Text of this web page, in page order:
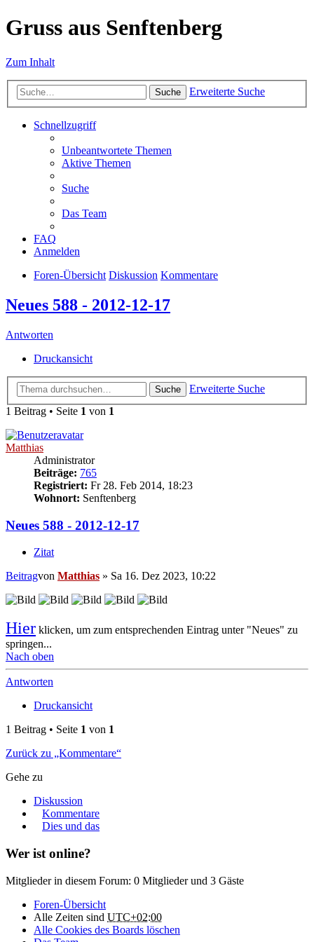
Gruss aus Senftenberg
Zum Inhalt
Suche Erweiterte Suche
Schnellzugriff
Unbeantwortete Themen
Aktive Themen
Suche
Das Team
FAQ
Anmelden
Foren-Übersicht Diskussion Kommentare
Neues 588 - 2012-12-17
Antworten
Druckansicht
Suche
Erweiterte Suche
1 Beitrag • Seite 1 von 1
Matthias
Administrator
Beiträge: 765
Registriert: Fr 28. Feb 2014, 18:23
Wohnort: Senftenberg
Neues 588 - 2012-12-17
Zitat
Beitragvon Matthias » Sa 16. Dez 2023, 10:22
Hier klicken, um zum entsprechenden Eintrag unter "Neues" zu
springen...
Nach oben
Antworten
Druckansicht
1 Beitrag • Seite 1 von 1
Zurück zu „Kommentare“
Gehe zu
Diskussion
Kommentare
Dies und das
Wer ist online?
Mitglieder in diesem Forum: 0 Mitglieder und 3 Gäste
Foren-Übersicht
Alle Zeiten sind UTC+02:00
Alle Cookies des Boards löschen